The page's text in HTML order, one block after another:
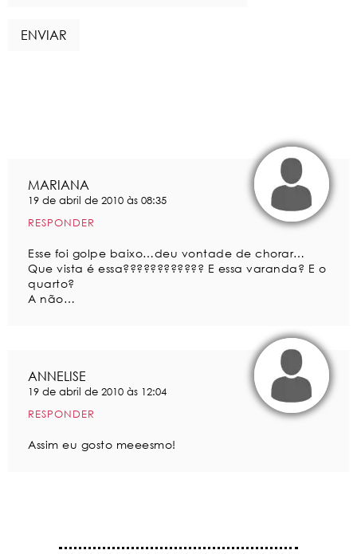
MARIANA
19 de abril de 2010 às 08:35
RESPONDER
Esse foi golpe baixo…deu vontade de chorar…
Que vista é essa???????????? E essa varanda? E o
quarto?
A não…
ANNELISE
19 de abril de 2010 às 12:04
RESPONDER
Assim eu gosto meeesmo!